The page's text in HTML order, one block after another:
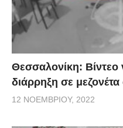
Θεσσαλονίκη: Βίντεο
διάρρηξη σε
12 ΝΟΕΜΒΡΊΟΥ, 2022